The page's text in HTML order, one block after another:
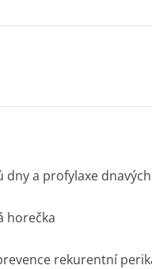
dny a profylaxe
horečka
rekurentní